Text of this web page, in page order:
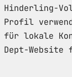
Hinderling-
Profil
für lokale
Dept-